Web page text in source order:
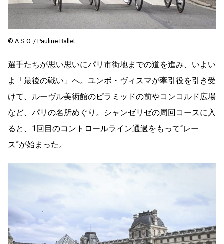
©︎ A.S.O. / Pauline Ballet
選手たちが思い思いにパリ市街地までの道を進み、いよい
よ「最後の戦い」へ。ユンボ・ヴィスマが牽引役を引き受
けて、ルーヴル美術館のピラミッドの前やコンコルド広場
など、パリの名所めぐり。シャンゼリゼの周回コースに入
ると、1回目のコントロールライン通過をもって“レー
ス”が始まった。